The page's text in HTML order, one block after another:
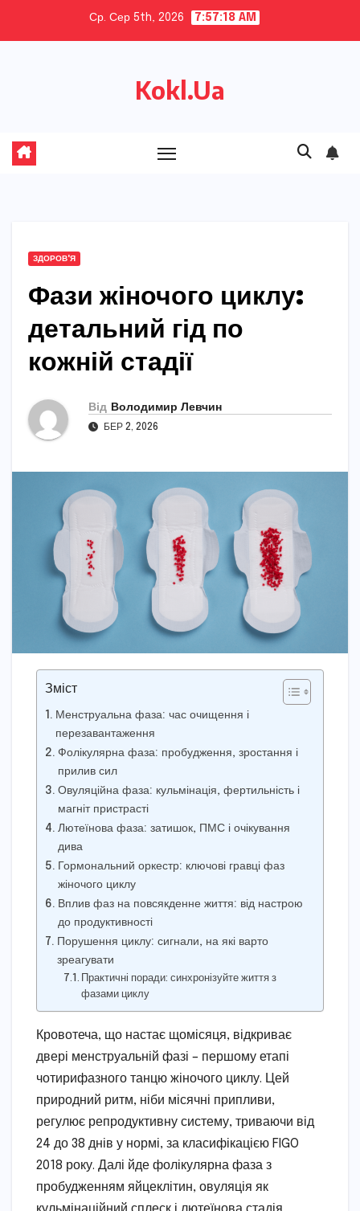
Ср. Сер 5th, 2026 7:57:19 AM
Kokl.Ua
ЗДОРОВ'Я
Фази жіночого циклу:
детальний гід по
кожній стадії
Від Володимир Левчин
БЕР 2, 2026
Зміст
Менструальна фаза: час очищення і
перезавантаження
Фолікулярна фаза: пробудження, зростання і
прилив сил
Овуляційна фаза: кульмінація, фертильність і
магніт пристрасті
Лютеїнова фаза: затишок, ПМС і очікування
дива
Гормональний оркестр: ключові гравці фаз
жіночого циклу
Вплив фаз на повсякденне життя: від настрою
до продуктивності
Порушення циклу: сигнали, на які варто
зреагувати
Практичні поради: синхронізуйте життя з
фазами циклу
Кровотеча, що настає щомісяця, відкриває
двері менструальній фазі – першому етапі
чотирифазного танцю жіночого циклу. Цей
природний ритм, ніби місячні припливи,
регулює репродуктивну систему, триваючи від
24 до 38 днів у нормі, за класифікацією FIGO
2018 року. Далі йде фолікулярна фаза з
пробудженням яйцеклітин, овуляція як